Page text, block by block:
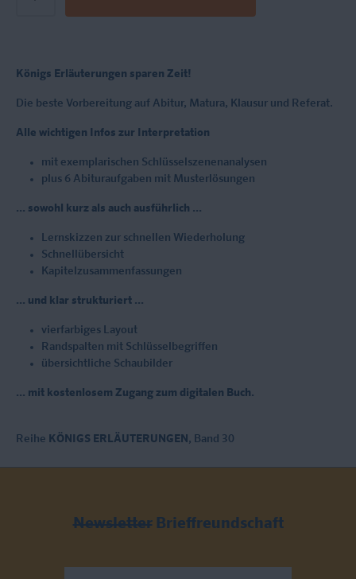
Königs Erläuterungen sparen Zeit!
Die beste Vorbereitung auf Abitur, Matura, Klausur und Referat.
Alle wichtigen Infos zur Interpretation
mit exemplarischen Schlüsselszenenanalysen
plus 6 Abituraufgaben mit Musterlösungen
... sowohl kurz als auch ausführlich ...
Lernskizzen zur schnellen Wiederholung
Schnellübersicht
Kapitelzusammenfassungen
... und klar strukturiert ...​​​​​​​
vierfarbiges Layout
Randspalten mit Schlüsselbegriffen
übersichtliche Schaubilder
... mit kostenlosem Zugang zum digitalen Buch.
Reihe KÖNIGS ERLÄUTERUNGEN , Band 30
Newsletter Brieffreundschaft